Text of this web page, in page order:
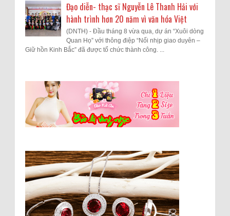
Đạo diễn- thạc sĩ Nguyễn Lê Thanh Hải với
hành trình hơn 20 năm vì văn hóa Việt
(DNTH) - Đầu tháng 8 vừa qua, dự án “Xuôi dòng
Quan Họ” với thông điệp “Nối nhịp giao duyên –
Giữ hồn Kinh Bắc” đã được tổ chức thành công. ...